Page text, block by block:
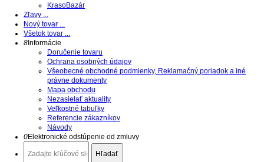
KrasoBazár
Zľavy ...
Nový tovar ...
Všetok tovar ...
8Informácie
Doručenie tovaru
Ochrana osobných údajov
Všeobecné obchodné podmienky, Reklamačný poriadok a iné
právne dokumenty
Mapa obchodu
Nezasielať aktuality
Veľkostné tabuľky
Referencie zákazníkov
Návody
0Elektronické odstúpenie od zmluvy